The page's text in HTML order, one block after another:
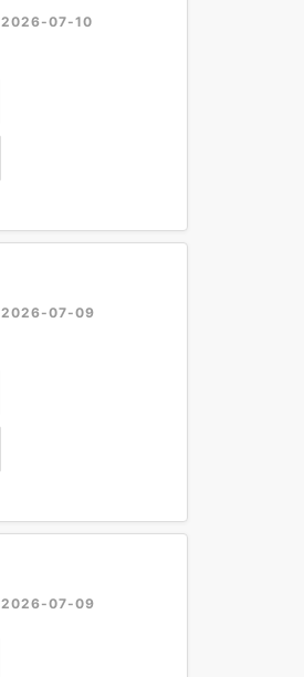
2026-07-10
2026-07-09
2026-07-09